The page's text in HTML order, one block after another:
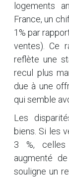
logements
France, un
1% par
ventes). Ce
reflète une
recul plus
due à une
qui semble
Les
biens. Si les
3 %, celles
augmenté
souligne un